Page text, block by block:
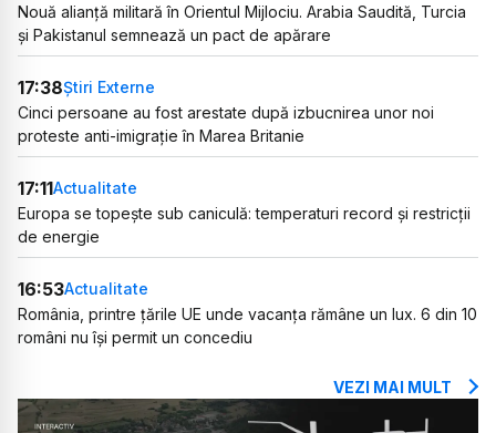
Nouă alianță militară în Orientul Mijlociu. Arabia Saudită, Turcia
și Pakistanul semnează un pact de apărare
17:38Știri Externe
Cinci persoane au fost arestate după izbucnirea unor noi
proteste anti-imigrație în Marea Britanie
17:11Actualitate
Europa se topește sub caniculă: temperaturi record și restricții
de energie
16:53Actualitate
România, printre țările UE unde vacanța rămâne un lux. 6 din 10
români nu își permit un concediu
VEZI MAI MULT